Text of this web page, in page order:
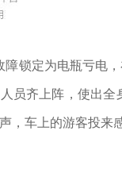
锁定为电瓶亏电，
员齐上阵，使出
，车上的游客投来